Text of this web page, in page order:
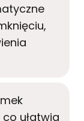
ułatwia